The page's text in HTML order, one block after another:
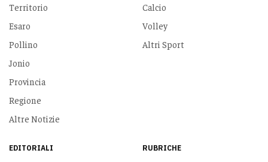
Territorio
Esaro
Pollino
Jonio
Provincia
Regione
Altre Notizie
Calcio
Volley
Altri Sport
EDITORIALI RUBRICHE